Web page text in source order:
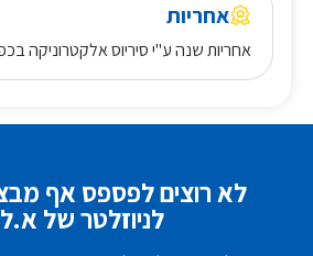
אחריות
אחריות שנה ע"י סיריוס אלקטרוניקה
לא רוצים לפספס אף
לניוזלטר של